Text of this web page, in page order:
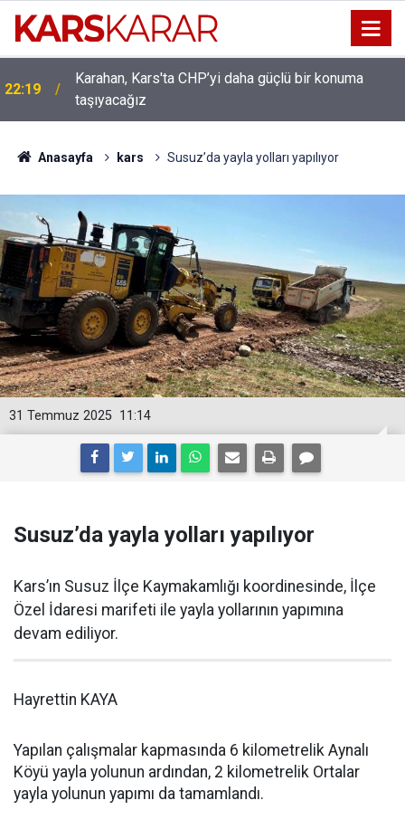
Karahan, Kars'ta CHP’yi daha güçlü bir konuma
taşıyacağız
16:15
Uludaşdemir, YENİ Parti’nin kurucu il başkanlığı
görevine getirildi
Anasayfa kars Susuz’da yayla yolları yapılıyor
11:14
31 Temmuz 2025
Susuz’da yayla yolları yapılıyor
Kars’ın Susuz İlçe Kaymakamlığı koordinesinde, İlçe
Özel İdaresi marifeti ile yayla yollarının yapımına
devam ediliyor.
Hayrettin KAYA
Yapılan çalışmalar kapmasında 6 kilometrelik Aynalı
Köyü yayla yolunun ardından, 2 kilometrelik Ortalar
yayla yolunun yapımı da tamamlandı.